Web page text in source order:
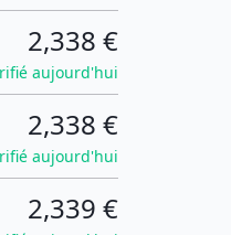
2,338 €
aujourd'hui
2,338 €
aujourd'hui
2,339 €